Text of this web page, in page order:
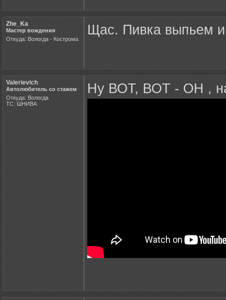
Zhe_Ka
Мастер вождения
Откуда: Вологда - Кострома
Щас. Пивка выпьем и
Valerievich
Автолюбитель со стажем
Откуда: Вологда
ТС: ШНИВА
Ну ВОТ, ВОТ - ОН ,